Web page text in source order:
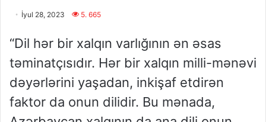
İyul 28, 2023 5. 665
“Dil hər bir xalqın varlığının ən əsas
təminatçısıdır. Hər bir xalqın milli-mənəvi
dəyərlərini yaşadan, inkişaf etdirən
faktor da onun dilidir. Bu mənada,